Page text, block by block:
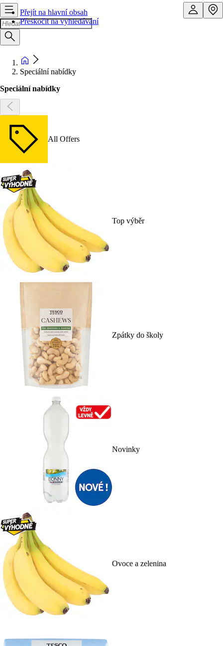
Přejít na hlavní obsah
Přeskočit na vyhledávání
Speciální nabídky
Speciální nabídky
All Offers
Top výběr
Zpátky do školy
Novinky
Ovoce a zelenina